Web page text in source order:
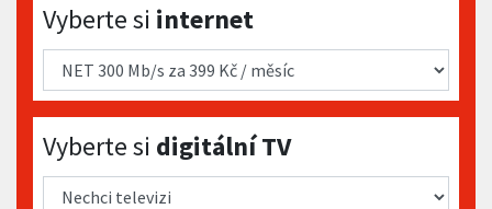
Vyberte si internet
Vyberte si internet
Vyberte si digitální TV
Vyberte si digitální TV